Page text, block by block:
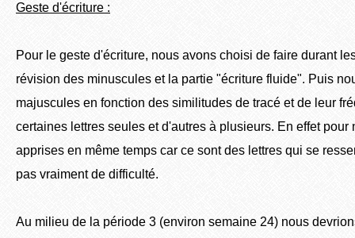
Geste d'écriture :
Pour le geste d'écriture, nous avons choisi de faire durant
révision des minuscules et la partie "écriture fluide". Puis
majuscules en fonction des similitudes de tracé et de leur
certaines lettres seules et d'autres à plusieurs. En effet pour
apprises en même temps car ce sont des lettres qui se
pas vraiment de difficulté.
Au milieu de la période 3 (environ semaine 24) nous